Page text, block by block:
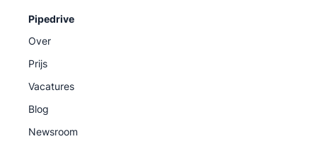
Pipedrive
Over
Prijs
Vacatures
Blog
Newsroom